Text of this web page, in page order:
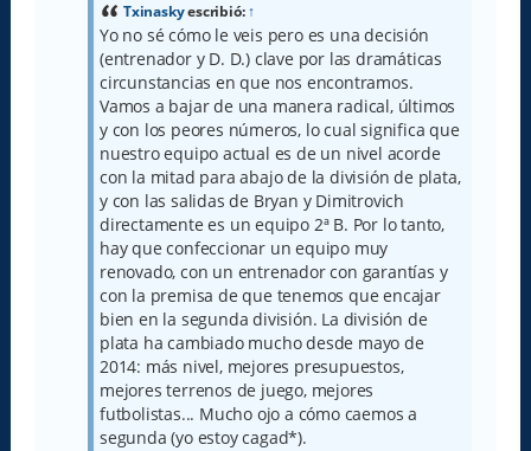
Txinaskyescribió:↑
Yo no sé cómo le veis pero es una decisión
(entrenador y D. D.) clave por las dramáticas
circunstancias en que nos encontramos.
Vamos a bajar de una manera radical, últimos
y con los peores números, lo cual significa que
nuestro equipo actual es de un nivel acorde
con la mitad para abajo de la división de plata,
y con las salidas de Bryan y Dimitrovich
directamente es un equipo 2ª B. Por lo tanto,
hay que confeccionar un equipo muy
renovado, con un entrenador con garantías y
con la premisa de que tenemos que encajar
bien en la segunda división. La división de
plata ha cambiado mucho desde mayo de
2014: más nivel, mejores presupuestos,
mejores terrenos de juego, mejores
futbolistas... Mucho ojo a cómo caemos a
segunda (yo estoy cagad*).